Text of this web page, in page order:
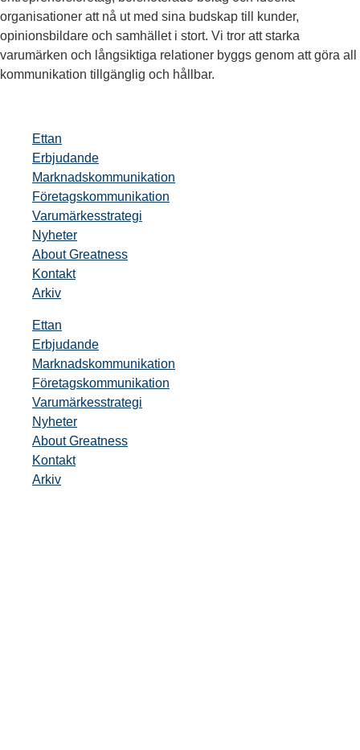
organisationer att nå ut med sina budskap till kunder,
opinionsbildare och samhället i stort. Vi tror att starka
varumärken och långsiktiga relationer byggs genom att göra all
kommunikation tillgänglig och hållbar.
Ettan
Erbjudande
Marknadskommunikation
Företagskommunikation
Varumärkesstrategi
Nyheter
About Greatness
Kontakt
Arkiv
Ettan
Erbjudande
Marknadskommunikation
Företagskommunikation
Varumärkesstrategi
Nyheter
About Greatness
Kontakt
Arkiv